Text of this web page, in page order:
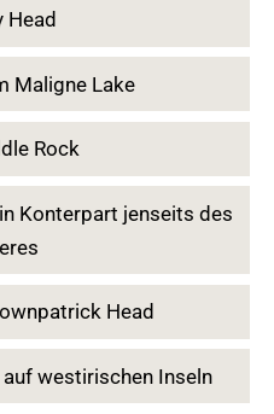
Head
Maligne Lake
Rock
Konterpart jenseits des
Head
westirischen Inseln